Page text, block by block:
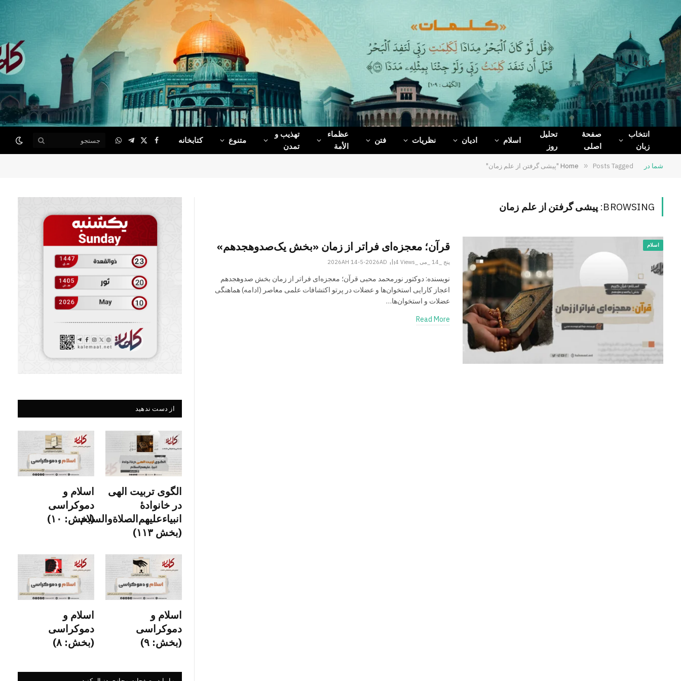
Facebook
X
(Twitter)
Telegram
WhatsApp
انتخاب
زبان
صفحۀ
اصلی
تحلیل
روز
اسلام ادیان نظریات فتن
عظماء‌
الأمة
تهذیب و
تمدن
متنوع کتابخانه Facebook
X
(Twitter)
Telegram
WhatsApp
شما در Home » Posts Tagged "پیشی گرفتن از علم زمان"
BROWSING: پیشی گرفتن از علم زمان
اسلام قرآن؛ معجزه‌ای فراتر از زمان «بخش یک‌صدوهجدهم»
پنج _14 _می _2026AH 14-5-2026AD 4Views
نویسنده: دوکتور نورمحمد محبی قرآن؛ معجزه‌ای فراتر از زمان بخش صدوهجدهم
اعجاز کارایی استخوان‌ها و عضلات در پرتو اکتشافات علمی معاصر (ادامه) هماهنگی
عضلات و استخوان‌ها…
Read More
از دست ندهید
الگوی تربیت الهی
در خانوادۀ
انبیاءعلیهم‌الصلاةو‌السلام
(بخش ۱۱۳)
اسلام و
دموکراسی
(بخش: ۱۰)
اسلام و
دموکراسی
(بخش: ۹)
اسلام و
دموکراسی
(بخش: ۸)